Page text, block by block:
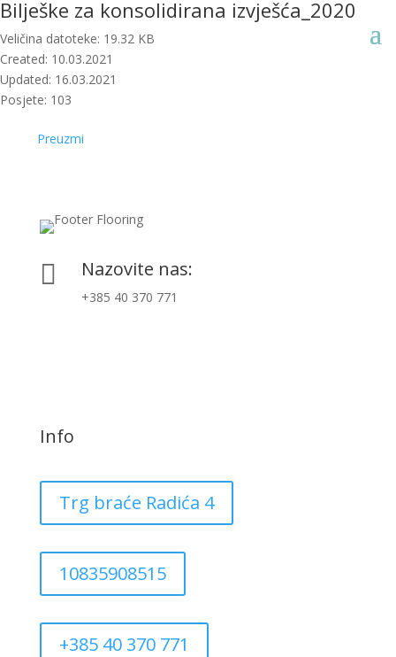
Bilješke za konsolidirana izvješća_2020
Veličina datoteke: 19.32 KB
Created: 10.03.2021
Updated: 16.03.2021
Posjete: 103
Preuzmi
 Nazovite nas:
+385 40 370 771
Info
Trg braće Radića 4
10835908515
+385 40 370 771